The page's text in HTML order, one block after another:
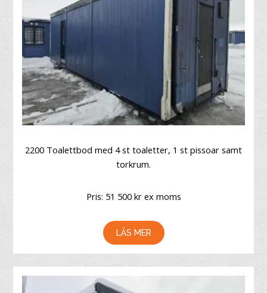
2200 Toalettbod med 4 st toaletter, 1 st pissoar samt
torkrum.
Pris: 51 500 kr ex moms
LÄS MER